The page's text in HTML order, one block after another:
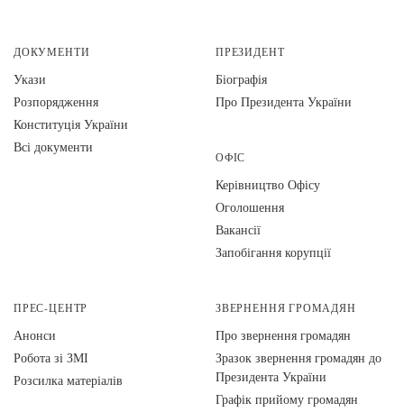
ДОКУМЕНТИ
Укази
Розпорядження
Конституція України
Всі документи
ПРЕЗИДЕНТ
Біографія
Про Президента України
ОФІС
Керівництво Офісу
Оголошення
Вакансії
Запобігання корупції
ПРЕС-ЦЕНТР
Анонси
Робота зі ЗМІ
Розсилка матеріалів
ЗВЕРНЕННЯ ГРОМАДЯН
Про звернення громадян
Зразок звернення громадян до
Президента України
Графік прийому громадян